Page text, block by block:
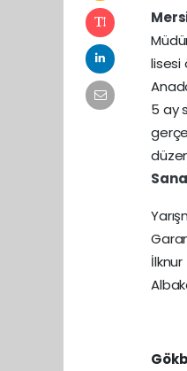
lisesi
5 ay